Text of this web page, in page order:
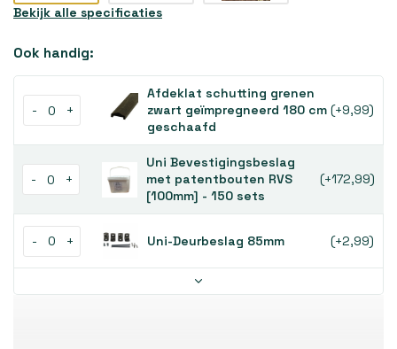
Bekijk alle specificaties
Ook handig:
- +
Afdeklat schutting grenen
zwart geïmpregneerd 180 cm
geschaafd
(+9,99)
- +
Uni Bevestigingsbeslag
met patentbouten RVS
[100mm] - 150 sets
(+172,99)
- + Uni-Deurbeslag 85mm (+2,99)